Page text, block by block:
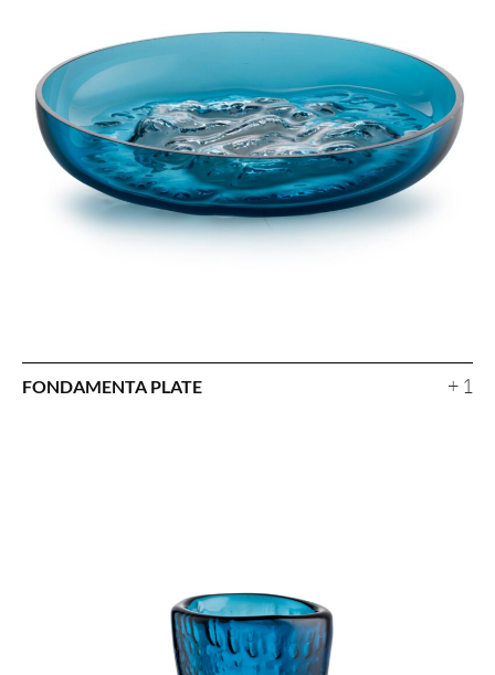
FONDAMENTA PLATE + 1